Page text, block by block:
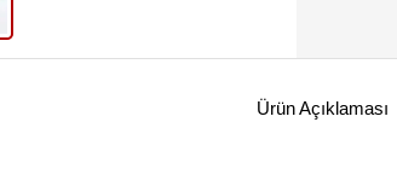
Ürün Açıklaması